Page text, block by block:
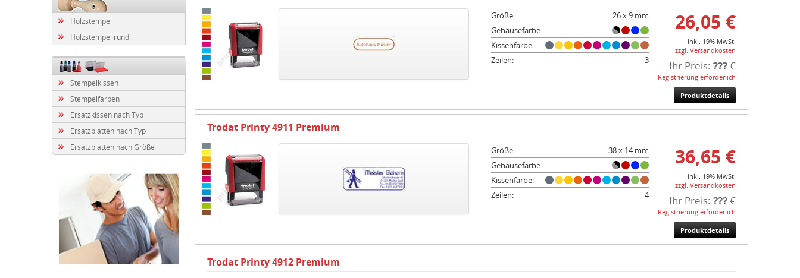
Holzstempel
Holzstempel rund
Stempelkissen
Stempelfarben
Ersatzkissen nach Typ
Ersatzplatten nach Typ
Ersatzplatten nach Größe
26,05 €
inkl. 19% MwSt.
zzgl. Versandkosten
Ihr Preis: ???€
Registrierung erforderlich
Produktdetails
Größe:
26 x 9 mm
Gehäusefarbe:
Kissenfarbe:
Zeilen:
3
Trodat Printy 4911 Premium
36,65 €
inkl. 19% MwSt.
zzgl. Versandkosten
Ihr Preis: ???€
Registrierung erforderlich
Produktdetails
Größe:
38 x 14 mm
Gehäusefarbe:
Kissenfarbe:
Zeilen:
4
Trodat Printy 4912 Premium